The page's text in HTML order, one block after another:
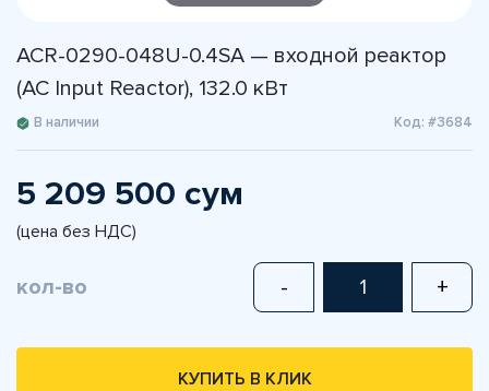
ACR-0290-048U-0.4SA — входной реактор
(AC Input Reactor), 132.0 кВт
В наличии Код: #3684
5 209 500 сум
(цена без НДС)
кол-во - +
КУПИТЬ В КЛИК